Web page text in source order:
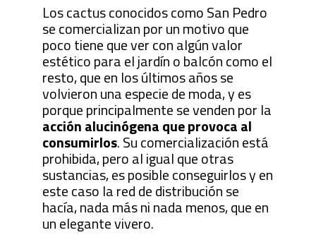
Los cactus conocidos como San Pedro
se comercializan por un motivo que
poco tiene que ver con algún valor
estético para el jardín o balcón como el
resto, que en los últimos años se
volvieron una especie de moda, y es
porque principalmente se venden por la
acción alucinógena que provoca al
consumirlos. Su comercialización está
prohibida, pero al igual que otras
sustancias, es posible conseguirlos y en
este caso la red de distribución se
hacía, nada más ni nada menos, que en
un elegante vivero.